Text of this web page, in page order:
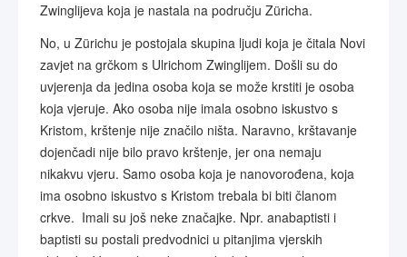
Zwinglijeva koja je nastala na području Züricha.
No, u Zürichu je postojala skupina ljudi koja je čitala Novi
zavjet na grčkom s Ulrichom Zwinglijem. Došli su do
uvjerenja da jedina osoba koja se može krstiti je osoba
koja vjeruje. Ako osoba nije imala osobno iskustvo s
Kristom, krštenje nije značilo ništa. Naravno, krštavanje
dojenčadi nije bilo pravo krštenje, jer ona nemaju
nikakvu vjeru. Samo osoba koja je nanovorođena, koja
ima osobno iskustvo s Kristom trebala bi biti članom
crkve. Imali su još neke značajke. Npr. anabaptisti i
baptisti su postali predvodnici u pitanjima vjerskih